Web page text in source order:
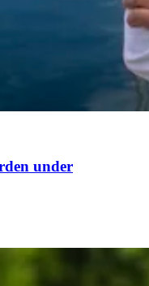
under